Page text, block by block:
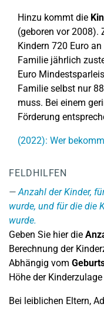
Hinzu kommt die
(geboren vor 2008).
Kindern 720 Euro
Familie jährlich
Euro
Familie selbst nur
muss. Bei einem
Förderung
(2022): Wer
FELDHILFEN
Anzahl der Kinder,
wurde, und für die die
wurde.
Geben Sie hier die
Berechnung der
Abhängig vom
Höhe der
Bei leiblichen Eltern,